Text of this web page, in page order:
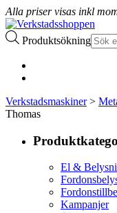
Alla priser visas inkl
Produktsökning
Verkstadsmaskiner>
Thomas
El &
Kampanjer